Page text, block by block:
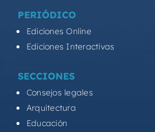
PERIÓDICO
Ediciones Online
Ediciones Interactivas
SECCIONES
Consejos legales
Arquitectura
Educación